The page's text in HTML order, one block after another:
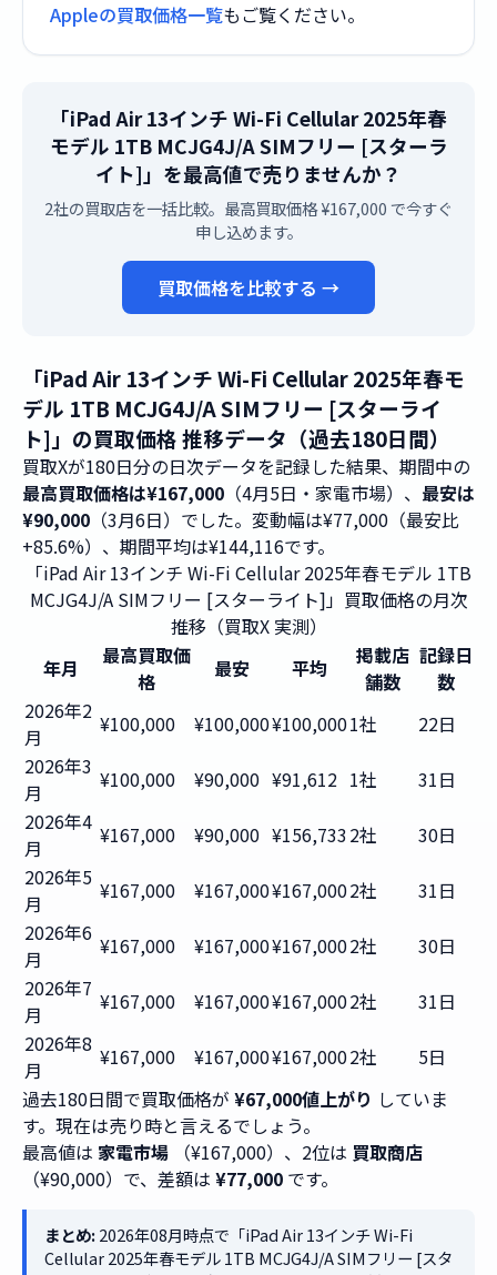
Appleの買取価格一覧もご覧ください。
「iPad Air 13インチ Wi-Fi Cellular 2025年春
モデル 1TB MCJG4J/A SIMフリー [スターラ
イト]」を最高値で売りませんか？
2社の買取店を一括比較。最高買取価格 ¥167,000 で今すぐ
申し込めます。
買取価格を比較する →
「iPad Air 13インチ Wi-Fi Cellular 2025年春モ
デル 1TB MCJG4J/A SIMフリー [スターライ
ト]」の買取価格 推移データ（過去180日間）
買取Xが180日分の日次データを記録した結果、期間中の
最高買取価格は¥167,000 （4月5日・家電市場）、 最安は
¥90,000 （3月6日）でした。変動幅は¥77,000（最安比
+85.6%）、期間平均は¥144,116です。
「iPad Air 13インチ Wi-Fi Cellular 2025年春モデル 1TB
MCJG4J/A SIMフリー [スターライト]」買取価格の月次
推移（買取X 実測）
年月
最高買取価
格
最安 平均
掲載店
舗数
記録日
数
2026年2
月
¥100,000 ¥100,000¥100,0001社
22日
2026年3
月
¥100,000 ¥90,000 ¥91,612 1社
31日
2026年4
月
¥167,000 ¥90,000 ¥156,7332社
30日
2026年5
月
¥167,000 ¥167,000¥167,0002社
31日
2026年6
月
¥167,000 ¥167,000¥167,0002社
30日
2026年7
月
¥167,000 ¥167,000¥167,0002社
31日
2026年8
月
¥167,000 ¥167,000¥167,0002社
5日
過去180日間で買取価格が ¥67,000値上がり していま
す。現在は売り時と言えるでしょう。
最高値は 家電市場 （¥167,000）、2位は 買取商店
（¥90,000）で、差額は ¥77,000 です。
まとめ:2026年08月時点で「iPad Air 13インチ Wi-Fi
Cellular 2025年春モデル 1TB MCJG4J/A SIMフリー [スタ